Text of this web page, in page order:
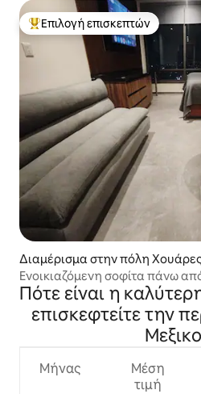
Κορυφαία επιλογή επισκεπτών
Επιλογή επισκεπτών
Διαμέρισμα στην πόλη
Ενοικιαζόμενη σοφίτα πάνω
Μεταρρύθμισης
Πότε είναι η
επισκεφτείτε την
Μήνας
Μέση
τιμή